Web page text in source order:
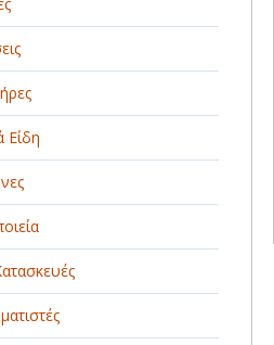
- ΜΗΧΑΝΕΣ - ΣΚΑΦΗ
- ΨΥΧΑΓΩΓΙΑ - ΤΕΧΝΕΣ
- ΜΜΕ
- ΦΙΛΑΝΘΡΩΠΙΚΑ
- ΣΧΟΛΕΣ
- ΕΜΠΟΡΙΚΑ ΚΑΤΑΣΤΗΜΑΤΑ
- ΒΙΟΜΗΧΑΝΙΕΣ
Είδη